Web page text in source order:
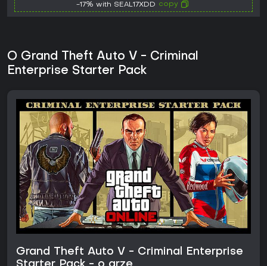
-17% with SEAL17XDD copy
O Grand Theft Auto V - Criminal
Enterprise Starter Pack
Grand Theft Auto V - Criminal Enterprise